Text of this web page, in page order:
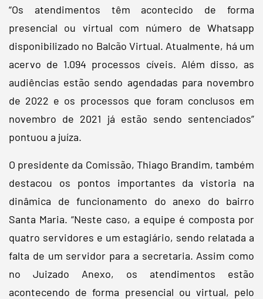
“Os atendimentos têm acontecido de forma
presencial ou virtual com número de Whatsapp
disponibilizado no Balcão Virtual. Atualmente, há um
acervo de 1.094 processos cíveis. Além disso, as
audiências estão sendo agendadas para novembro
de 2022 e os processos que foram conclusos em
novembro de 2021 já estão sendo sentenciados”
pontuou a juíza.
O presidente da Comissão, Thiago Brandim, também
destacou os pontos importantes da vistoria na
dinâmica de funcionamento do anexo do bairro
Santa Maria. “Neste caso, a equipe é composta por
quatro servidores e um estagiário, sendo relatada a
falta de um servidor para a secretaria. Assim como
no Juizado Anexo, os atendimentos estão
acontecendo de forma presencial ou virtual, pelo